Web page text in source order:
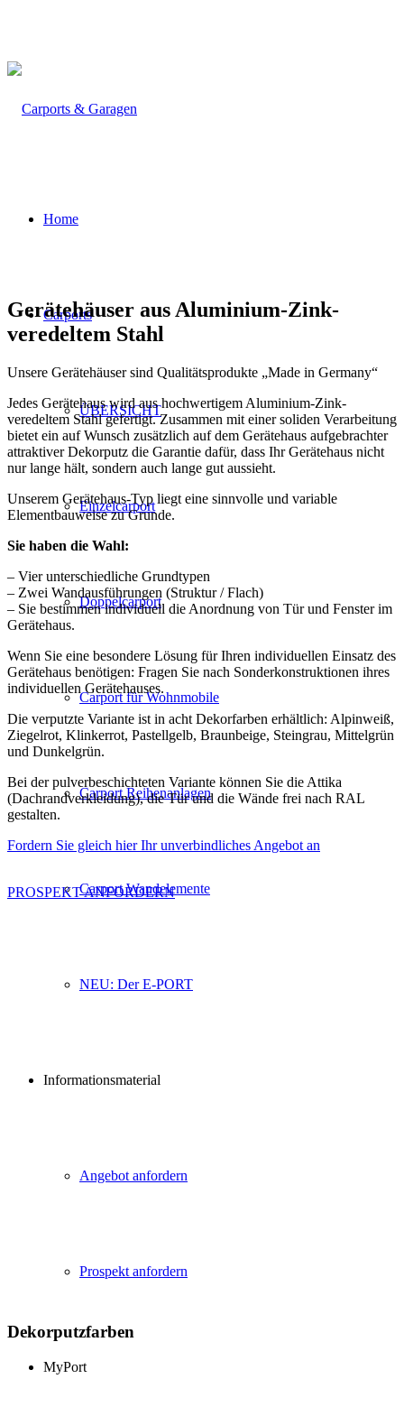
Home
Carports
ÜBERSICHT
Einzelcarport
Doppelcarport
Carport für Wohnmobile
Carport Reihenanlagen
Carport Wandelemente
NEU: Der E-PORT
Informationsmaterial
Angebot anfordern
Prospekt anfordern
MyPort
Gerätehäuser aus Aluminium-Zink-
veredeltem Stahl
Unsere Gerätehäuser sind Qualitätsprodukte „Made in Germany“
Jedes Gerätehaus wird aus hochwertigem Aluminium-Zink-
veredeltem Stahl gefertigt. Zusammen mit einer soliden Verarbeitung
bietet ein auf Wunsch zusätzlich auf dem Gerätehaus aufgebrachter
attraktiver Dekorputz die Garantie dafür, dass Ihr Gerätehaus nicht
nur lange hält, sondern auch lange gut aussieht.
Unserem Gerätehaus-Typ liegt eine sinnvolle und variable
Elementbauweise zu Grunde.
Sie haben die Wahl:
– Vier unterschiedliche Grundtypen
– Zwei Wandausführungen (Struktur / Flach)
– Sie bestimmen individuell die Anordnung von Tür und Fenster im
Gerätehaus.
Wenn Sie eine besondere Lösung für Ihren individuellen Einsatz des
Gerätehaus benötigen: Fragen Sie nach Sonderkonstruktionen ihres
individuellen Gerätehauses.
Die verputzte Variante ist in acht Dekorfarben erhältlich: Alpinweiß,
Ziegelrot, Klinkerrot, Pastellgelb, Braunbeige, Steingrau, Mittelgrün
und Dunkelgrün.
Bei der pulverbeschichteten Variante können Sie die Attika
(Dachrandverkleidung), die Tür und die Wände frei nach RAL
gestalten.
Fordern Sie gleich hier Ihr unverbindliches Angebot an
PROSPEKT ANFORDERN
Dekorputzfarben